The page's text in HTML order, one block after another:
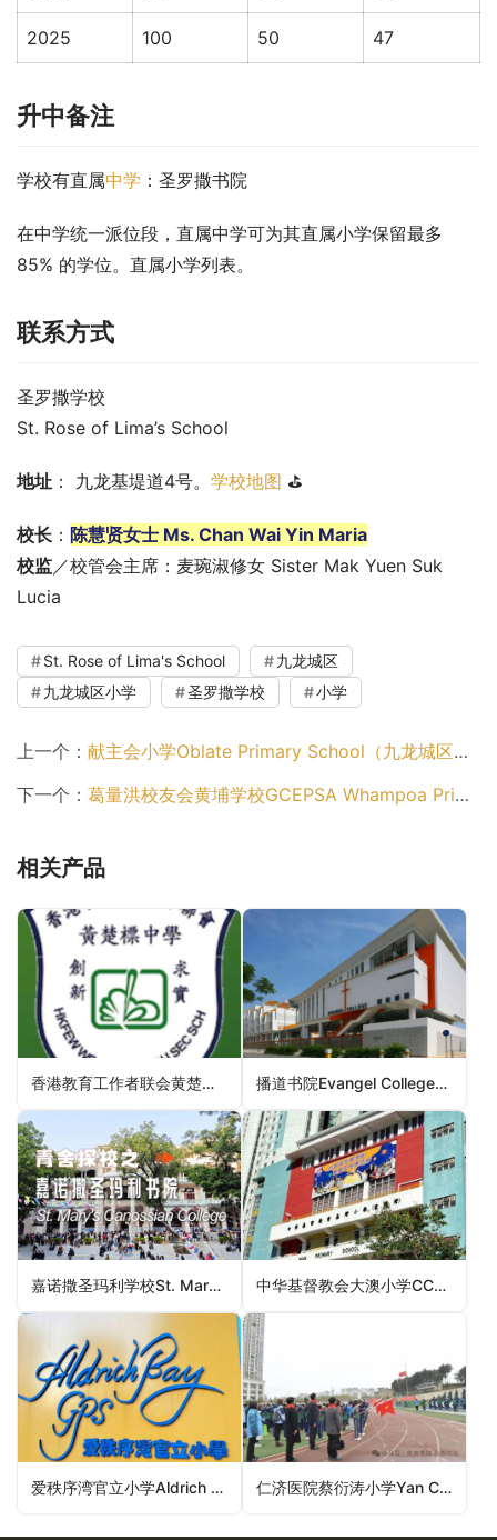
2025 100 50 47
升中备注
学校有直属中学 ：圣罗撒书院
在中学统一派位段，直属中学可为其直属小学保留最多
85% 的学位。直属小学列表。
联系方式
圣罗撒学校
St. Rose of Lima’s School
地址 ： 九龙基堤道4号。 学校地图 ⛳
校长 ： 陈慧贤女士 Ms. Chan Wai Yin Maria
校监 ／校管会主席：麦琬淑修女 Sister Mak Yuen Suk
Lucia
St. Rose of Lima's School
九龙城区
九龙城区小学
圣罗撒学校 小学
上一个： 献主会小学Oblate Primary School（九龙城区小学）
下一个： 葛量洪校友会黄埔学校GCEPSA Whampoa Primary School（九龙城区小学）
相关产品
香港教育工作者联会黄楚标学校H.K.F.E.W. Wong Cho Bau School（离岛区小学） 播道书院Evangel College（西贡区小学）
嘉诺撒圣玛利学校St. Mary’s Canossian School（油尖旺区小学） 中华基督教会大澳小学CCC Tai O Primary School（离岛区小学）
爱秩序湾官立小学Aldrich Bay Government Primary School（东区小学） 仁济医院蔡衍涛小学Yan Chai Hospital Choi Hin To Primary School（大埔区小学）